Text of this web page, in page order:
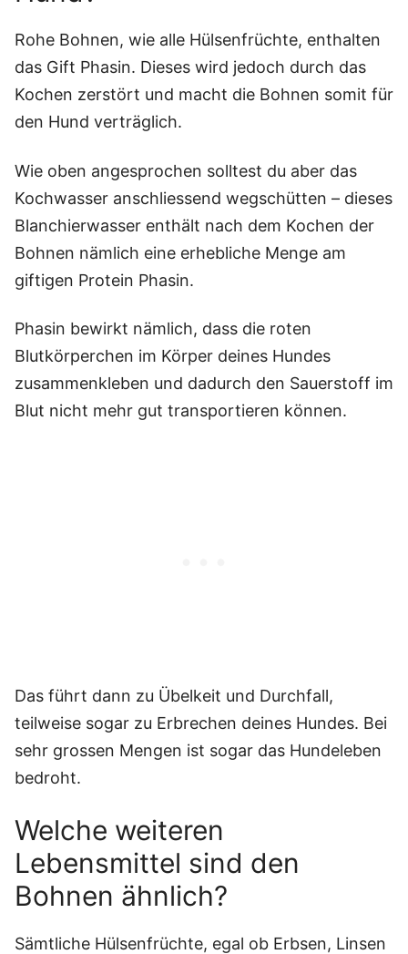
Rohe Bohnen, wie alle Hülsenfrüchte, enthalten
das Gift Phasin. Dieses wird jedoch durch das
Kochen zerstört und macht die Bohnen somit für
den Hund verträglich.
Wie oben angesprochen solltest du aber das
Kochwasser anschliessend wegschütten – dieses
Blanchierwasser enthält nach dem Kochen der
Bohnen nämlich eine erhebliche Menge am
giftigen Protein Phasin.
Phasin bewirkt nämlich, dass die roten
Blutkörperchen im Körper deines Hundes
zusammenkleben und dadurch den Sauerstoff im
Blut nicht mehr gut transportieren können.
Das führt dann zu Übelkeit und Durchfall,
teilweise sogar zu Erbrechen deines Hundes. Bei
sehr grossen Mengen ist sogar das Hundeleben
bedroht.
Welche weiteren
Lebensmittel sind den
Bohnen ähnlich?
Sämtliche Hülsenfrüchte, egal ob Erbsen, Linsen